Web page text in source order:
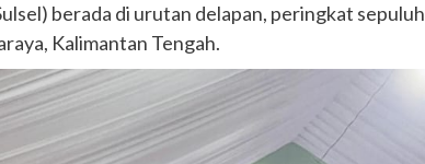
berada di urutan delapan, peringkat sepuluh
Kalimantan Tengah.